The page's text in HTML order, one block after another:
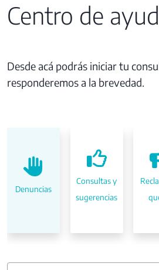
Centro de
Desde acá podrás iniciar tu
responderemos a la brevedad.
Denuncias
Consultas y
sugerencias